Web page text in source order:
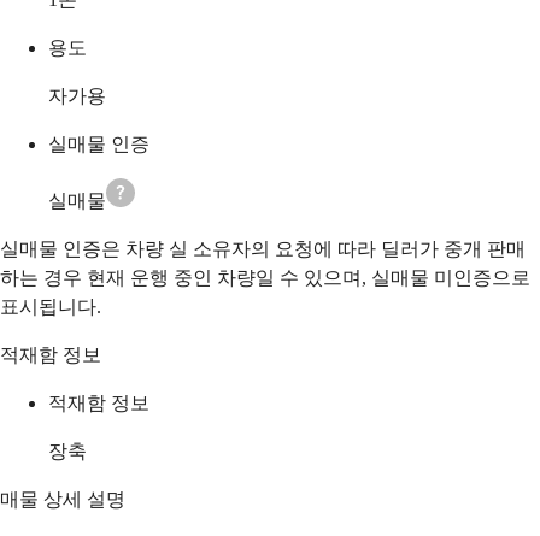
용도
자가용
실매물 인증
실매물
실매물 인증은 차량 실 소유자의 요청에 따라 딜러가 중개 판매
하는 경우 현재 운행 중인 차량일 수 있으며, 실매물 미인증으로
표시됩니다.
적재함 정보
적재함 정보
장축
매물 상세 설명